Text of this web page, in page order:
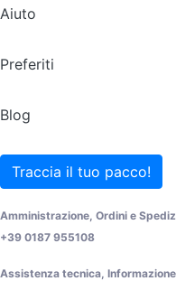
Aiuto
Preferiti
Blog
Traccia il tuo pacco!
Amministrazione, Ordini e
+39 0187 955108
Assistenza tecnica,